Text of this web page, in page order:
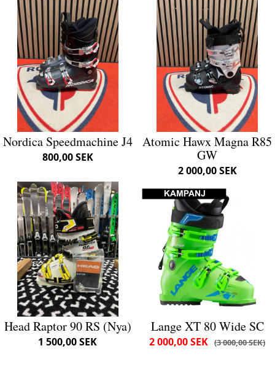
Nordica Speedmachine J4
800,00 SEK
Atomic Hawx Magna R85
GW
2 000,00 SEK
Head Raptor 90 RS (Nya)
1 500,00 SEK
Lange XT 80 Wide SC
3 000,00 SEK
2 000,00 SEK